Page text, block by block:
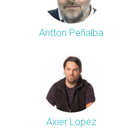
Antton Peñalba
Axier Lopez